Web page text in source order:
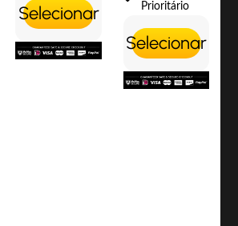
Selecionar
Prioritário
Selecionar